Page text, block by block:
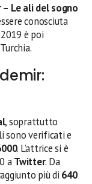
– Le ali del sogno
conosciuta
è poi
, soprattutto
sono verificati e
. L’attrice si è
aTwitter. Da
più di 640